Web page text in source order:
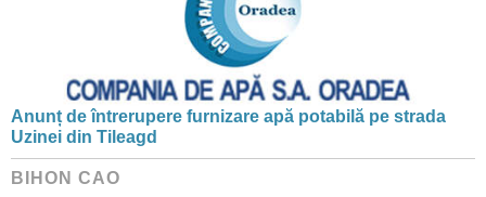
Anunț de întrerupere furnizare apă potabilă pe strada
Uzinei din Tileagd
BIHON CAO